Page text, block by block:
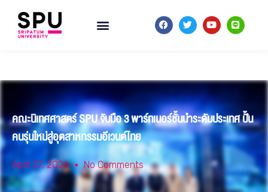
คณะนิเทศศาสตร์ SPU จับมือ 3 พาร์ทเนอร์ชั้นนำระดับประเทศ ปั้น
คนรุ่นใหม่สู่อุตสาหกรรมอีเวนต์ไทย
April 27, 2026 No Comments